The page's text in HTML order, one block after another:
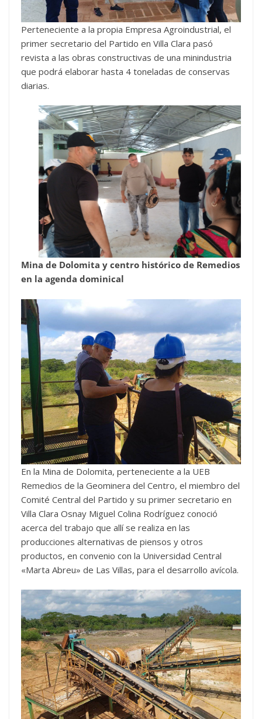
Perteneciente a la propia Empresa Agroindustrial, el
primer secretario del Partido en Villa Clara pasó
revista a las obras constructivas de una minindustria
que podrá elaborar hasta 4 toneladas de conservas
diarias.
Mina de Dolomita y centro histórico de Remedios
en la agenda dominical
En la Mina de Dolomita, perteneciente a la UEB
Remedios de la Geominera del Centro, el miembro del
Comité Central del Partido y su primer secretario en
Villa Clara Osnay Miguel Colina Rodríguez conoció
acerca del trabajo que allí se realiza en las
producciones alternativas de piensos y otros
productos, en convenio con la Universidad Central
«Marta Abreu» de Las Villas, para el desarrollo avícola.